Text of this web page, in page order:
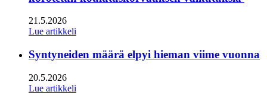
21.5.2026
Lue artikkeli
Syntyneiden määrä elpyi hieman viime vuonna
20.5.2026
Lue artikkeli